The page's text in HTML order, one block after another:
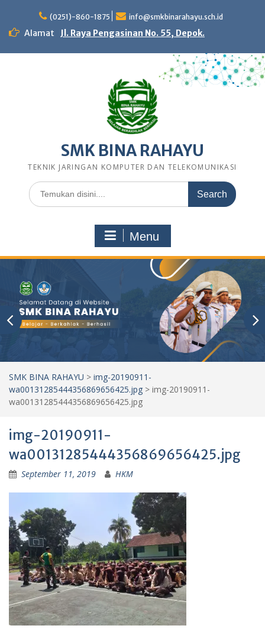
content
(0251)-860-1875 info@smkbinarahayu.sch.id
Alamat Jl. Raya Pengasinan No. 55, Depok.
SMK BINA RAHAYU
TEKNIK JARINGAN KOMPUTER DAN TELEKOMUNIKASI
Search
for:
Menu
SMK BINA RAHAYU > img-20190911-
wa00131285444356869656425.jpg > img-20190911-
wa00131285444356869656425.jpg
img-20190911-
wa00131285444356869656425.jpg
September 11, 2019 HKM